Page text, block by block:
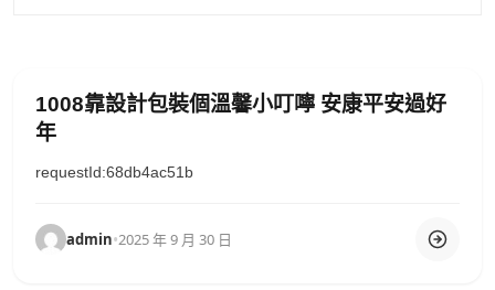
1008靠設計包裝個溫馨小叮嚀 安康平安過好
年
requestId:68db4ac51b
admin•2025 年 9 月 30 日